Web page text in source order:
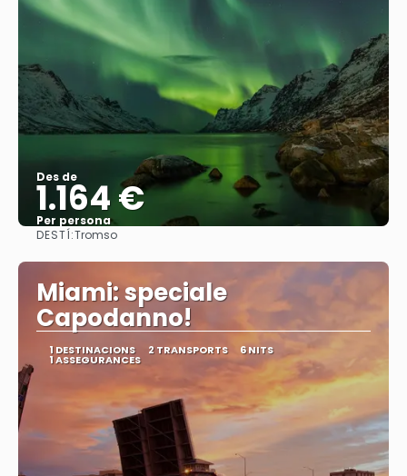
Des de
1.164 €
Per persona
DESTÍ:Tromso
Miami: speciale
Capodanno!
1 DESTINACIONS 2 TRANSPORTS 6 NITS
1 ASSEGURANCES